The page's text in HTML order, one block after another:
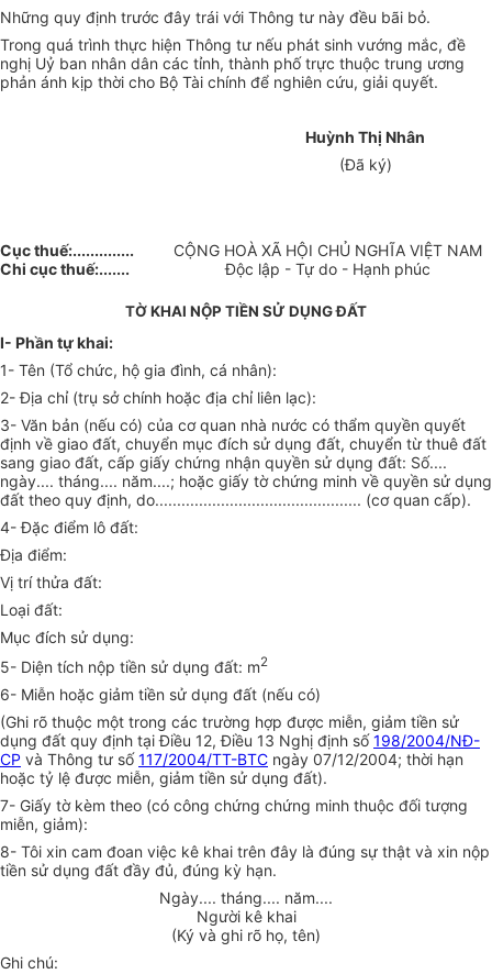
Những quy định trước đây trái với Thông tư này đều bãi bỏ.
Trong quá trình thực hiện Thông tư nếu phát sinh vướng mắc, đề
nghị Uỷ ban nhân dân các tỉnh, thành phố trực thuộc trung ương
phản ánh kịp thời cho Bộ Tài chính để nghiên cứu, giải quyết.
Huỳnh Thị Nhân
(Đã ký)
Cục thuế:..............
Chi cục thuế:.......
CỘNG HOÀ XÃ HỘI CHỦ NGHĨA VIỆT NAM
Độc lập - Tự do - Hạnh phúc
TỜ KHAI NỘP TIỀN SỬ DỤNG ĐẤT
I- Phần tự khai:
1- Tên (Tổ chức, hộ gia đình, cá nhân):
2- Địa chỉ (trụ sở chính hoặc địa chỉ liên lạc):
3- Văn bản (nếu có) của cơ quan nhà nước có thẩm quyền quyết
định về giao đất, chuyển mục đích sử dụng đất, chuyển từ thuê đất
sang giao đất, cấp giấy chứng nhận quyền sử dụng đất: Số....
ngày.... tháng.... năm....; hoặc giấy tờ chứng minh về quyền sử dụng
đất theo quy định, do............................................... (cơ quan cấp).
4- Đặc điểm lô đất:
Địa điểm:
Vị trí thửa đất:
Loại đất:
Mục đích sử dụng:
5- Diện tích nộp tiền sử dụng đất: m2
6- Miễn hoặc giảm tiền sử dụng đất (nếu có)
(Ghi rõ thuộc một trong các trường hợp được miễn, giảm tiền sử
dụng đất quy định tại Điều 12, Điều 13 Nghị định số198/2004/NĐ-
CP và Thông tư số117/2004/TT-BTC ngày 07/12/2004; thời hạn
hoặc tỷ lệ được miễn, giảm tiền sử dụng đất).
7- Giấy tờ kèm theo (có công chứng chứng minh thuộc đối tượng
miễn, giảm):
8- Tôi xin cam đoan việc kê khai trên đây là đúng sự thật và xin nộp
tiền sử dụng đất đầy đủ, đúng kỳ hạn.
Ngày.... tháng.... năm....
Người kê khai
(Ký và ghi rõ họ, tên)
Ghi chú: